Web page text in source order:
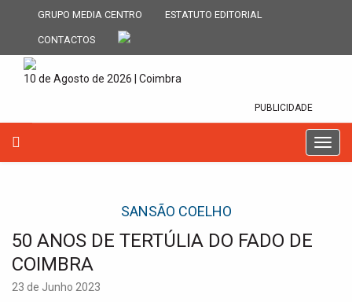
GRUPO MEDIA CENTRO ESTATUTO EDITORIAL
CONTACTOS
10 de Agosto de 2026 | Coimbra
PUBLICIDADE
T
o
SANSÃO COELHO
50 ANOS DE TERTÚLIA DO FADO DE
COIMBRA
23 de Junho 2023